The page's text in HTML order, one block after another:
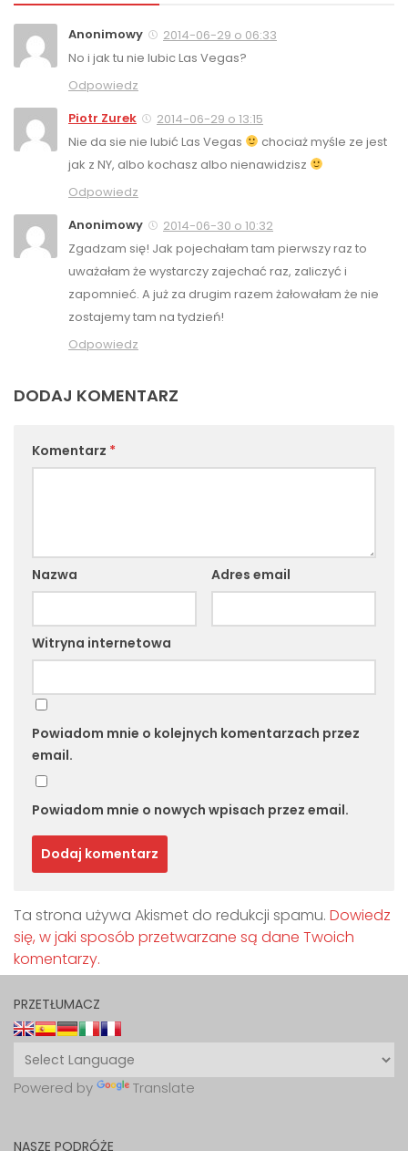
Anonimowy
2014-06-29 o 06:33
No i jak tu nie lubic Las Vegas?
Odpowiedz
Piotr Zurek
2014-06-29 o 13:15
Nie da sie nie lubić Las Vegas
chociaż myśle ze jest
jak z NY, albo kochasz albo nienawidzisz
Odpowiedz
Anonimowy
2014-06-30 o 10:32
Zgadzam się! Jak pojechałam tam pierwszy raz to
uważałam że wystarczy zajechać raz, zaliczyć i
zapomnieć. A już za drugim razem żałowałam że nie
zostajemy tam na tydzień!
Odpowiedz
DODAJ KOMENTARZ
Komentarz *
Nazwa Adres email
Witryna internetowa
Powiadom mnie o kolejnych komentarzach przez
email.
Powiadom mnie o nowych wpisach przez email.
Ta strona używa Akismet do redukcji spamu. Dowiedz
się, w jaki sposób przetwarzane są dane Twoich
komentarzy.
PRZETŁUMACZ
Powered by Translate
NASZE PODRÓŻE